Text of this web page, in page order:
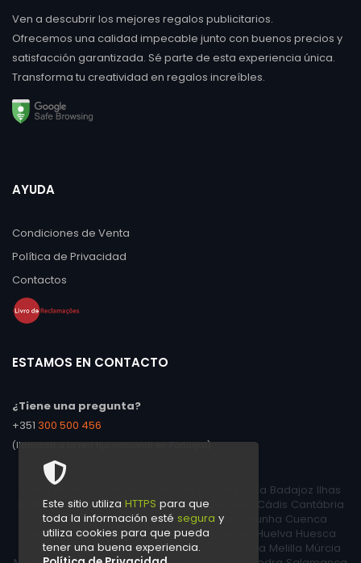
Este sitio utiliza HTTPS para que
toda la información esté segura y
utiliza cookies para que pueda
tener una buena experiencia.
Ven a descubrir los mejores regalos publicitarios.
Ofrecemos una calidad impecable junto con buenos precios y
satisfacción garantizada. Sé parte de esta experiencia única.
Transforma tu creatividad en regalos increíbles.
AYUDA
Condiciones de Venta
Política de Privacidad
Contactos
ESTAMOS EN CONTACTO
¿Tiene una pregunta?
+351 300 500 456
(llamada a la red fija nacional en Portugal)
Álava Albacete Alicante Almería Astúrias Ávila Badajoz Ilhas
Baleares Barcelona Biscaia Burgos Cáceres Cádis Cantábria
Castelló Ceuta Cidade Real Córdova Corunha Cuenca
Gerunda Granada Guadalajara Guipúscoa Huelva Huesca
Jaén La Rioja León Lérida Lugo Madrid Málaga Melilla Múrcia